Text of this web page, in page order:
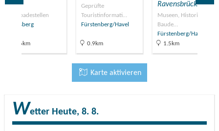
in…
Naturbadestellen
Rheinsberg
25.6km
Geprüfte
Touristinformati…
Fürstenberg/Havel
0.9km
Ravensbrück…
Museen, Historische
Baude…
Fürstenberg/Havel
1.5km
Karte aktivieren
Wetter Heute, 8. 8.